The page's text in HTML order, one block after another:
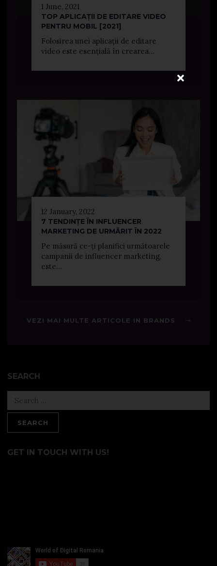
1 June, 2021
TOP APLICAȚII DE EDITARE VIDEO
PENTRU MOBIL [2021]
Folosirea unei aplicații de editare
video este esențială în crearea...
12 January, 2022
7 TENDINȚE ÎN INFLUENCER
MARKETING DE URMĂRIT ÎN 2022
Pe măsură ce-ți planifici următoarele
campanii de influencer marketing,
este...
VEZI MAI MULTE ARTICOLE IN BRANDS
SEARCH
Search
for:
GET IN TOUCH WITH US!